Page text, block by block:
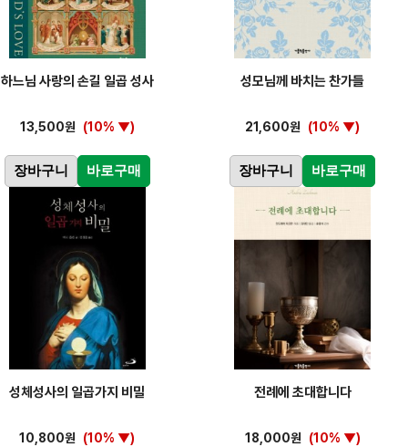
하느님 사랑의 손길 일곱 성사
13,500원 (10% ▼)
장바구니 바로구매
성모님께 바치는 찬가들
21,600원 (10% ▼)
장바구니 바로구매
성체성사의 일곱가지 비밀
10,800원 (10% ▼)
전례에 초대합니다
18,000원 (10% ▼)